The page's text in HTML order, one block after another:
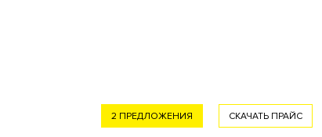
СКАЧАТЬ ПРАЙС
2 ПРЕДЛОЖЕНИЯ